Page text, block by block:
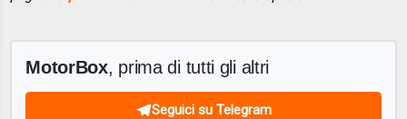
MotorBox, prima di tutti gli altri
Seguici su Telegram